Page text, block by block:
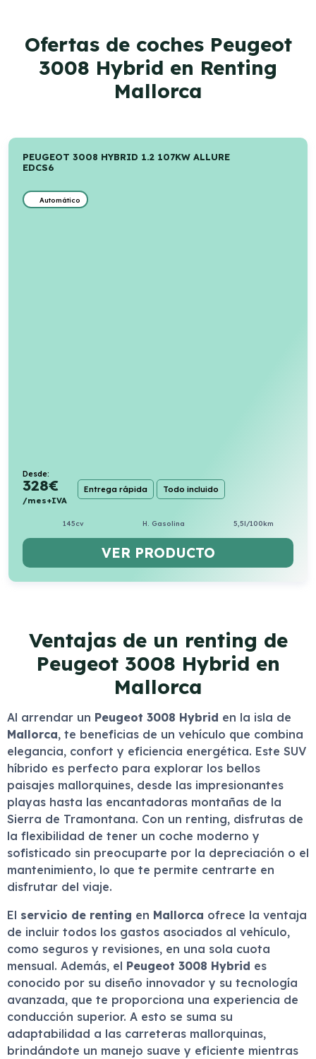
Ofertas de coches Peugeot
3008 Hybrid en Renting
Mallorca
PEUGEOT 3008 HYBRID 1.2 107KW ALLURE
EDCS6
Automático
Desde:
328€
/mes+IVA
Entrega rápida Todo incluido
145cv H. Gasolina 5,5l/100km
VER PRODUCTO
Ventajas de un renting de
Peugeot 3008 Hybrid en
Mallorca
Al arrendar un Peugeot 3008 Hybrid en la isla de
Mallorca, te beneficias de un vehículo que combina
elegancia, confort y eficiencia energética. Este SUV
híbrido es perfecto para explorar los bellos
paisajes mallorquines, desde las impresionantes
playas hasta las encantadoras montañas de la
Sierra de Tramontana. Con un renting, disfrutas de
la flexibilidad de tener un coche moderno y
sofisticado sin preocuparte por la depreciación o el
mantenimiento, lo que te permite centrarte en
disfrutar del viaje.
El servicio de renting en Mallorca ofrece la ventaja
de incluir todos los gastos asociados al vehículo,
como seguros y revisiones, en una sola cuota
mensual. Además, el Peugeot 3008 Hybrid es
conocido por su diseño innovador y su tecnología
avanzada, que te proporciona una experiencia de
conducción superior. A esto se suma su
adaptabilidad a las carreteras mallorquinas,
brindándote un manejo suave y eficiente mientras